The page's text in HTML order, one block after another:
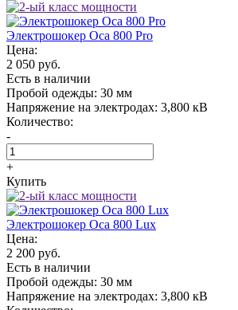
Электрошокер Oса 800 Pro
Цена:
2 050 руб.
Есть в наличии
Пробой одежды: 30 мм
Напряжение на электродах: 3,800 кВ
Количество:
-
+
Купить
Электрошокер Oса 800 Lux
Цена:
2 200 руб.
Есть в наличии
Пробой одежды: 30 мм
Напряжение на электродах: 3,800 кВ